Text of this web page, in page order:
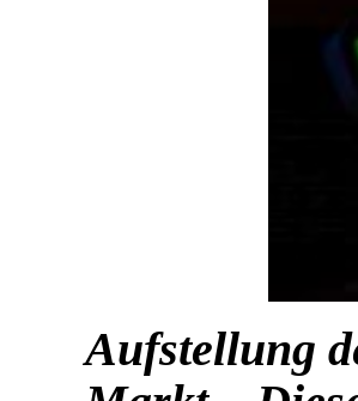
Aufstellung